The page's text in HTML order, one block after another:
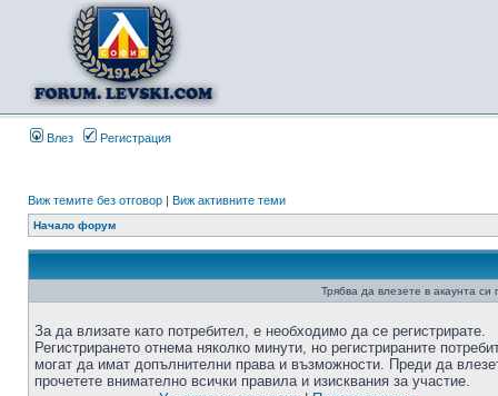
Влез Регистрация
Виж темите без отговор | Виж активните теми
Начало форум
Трябва да влезете в акаунта
За да влизате като потребител, е необходимо да се регистрирате.
Регистрирането отнема няколко минути, но регистрираните
могат да имат допълнителни права и възможности. Преди да
прочетете внимателно всички правила и изисквания за участие.